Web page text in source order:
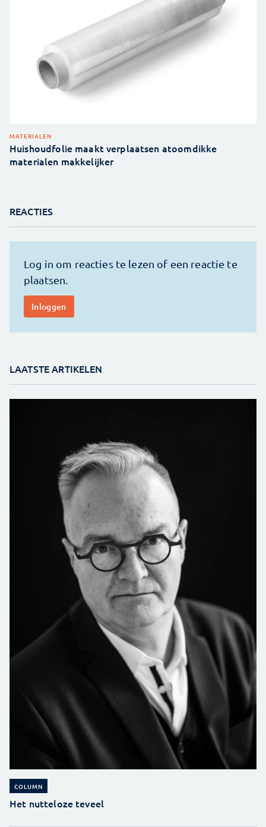
MATERIALEN
Huishoudfolie maakt verplaatsen atoomdikke
materialen makkelijker
REACTIES
LAATSTE ARTIKELEN
COLUMN
Het nutteloze teveel